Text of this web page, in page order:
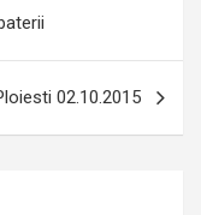
02.10.2015